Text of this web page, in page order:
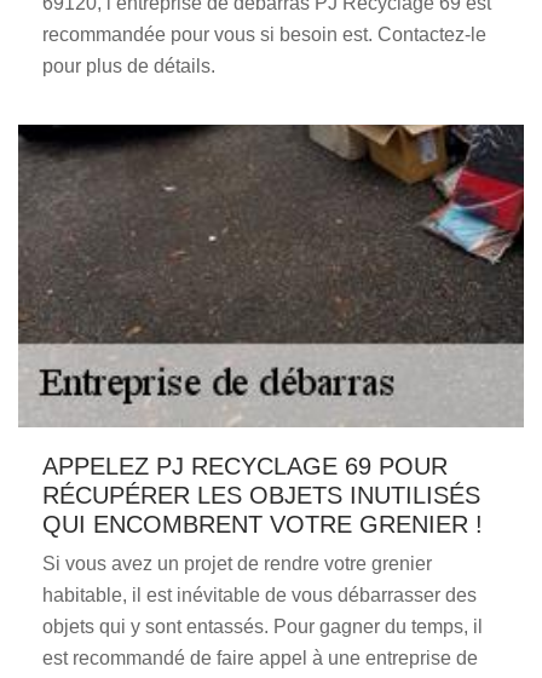
recommandée pour vous si besoin est. Contactez-le
pour plus de détails.
APPELEZ PJ RECYCLAGE 69 POUR
RÉCUPÉRER LES OBJETS INUTILISÉS
QUI ENCOMBRENT VOTRE GRENIER !
Si vous avez un projet de rendre votre grenier
habitable, il est inévitable de vous débarrasser des
objets qui y sont entassés. Pour gagner du temps, il
est recommandé de faire appel à une entreprise de